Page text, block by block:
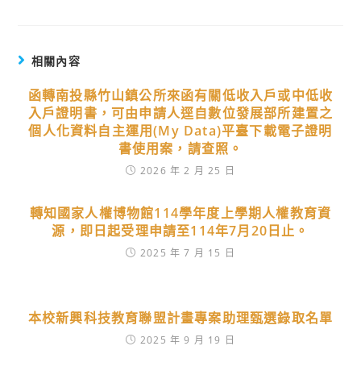
相關內容
函轉南投縣竹山鎮公所來函有關低收入戶或中低收
入戶證明書，可由申請人逕自數位發展部所建置之
個人化資料自主運用(My Data)平臺下載電子證明
書使用案，請查照。
2026 年 2 月 25 日
轉知國家人權博物館114學年度上學期人權教育資
源，即日起受理申請至114年7月20日止。
2025 年 7 月 15 日
本校新興科技教育聯盟計畫專案助理甄選錄取名單
2025 年 9 月 19 日